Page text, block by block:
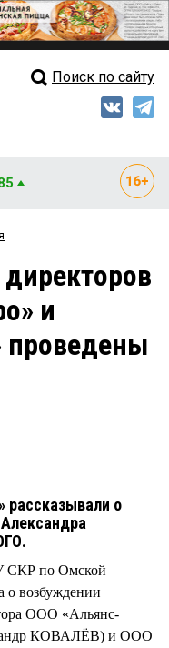
Свежий выпуск
Архив
Поиск по сайту
и
проведены
рассказывали о
СКР по Омской
о возбуждении
ООО «Альянс-
КОВАЛЁВ) и ООО